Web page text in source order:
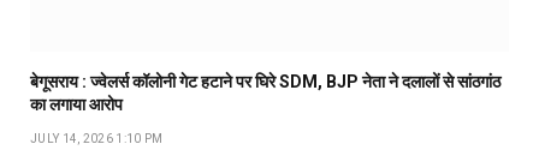
बेगूसराय : ज्वेलर्स कॉलोनी गेट हटाने पर घिरे SDM, BJP नेता ने दलालों से सांठगांठ
का लगाया आरोप
JULY 14, 2026 1:10 PM